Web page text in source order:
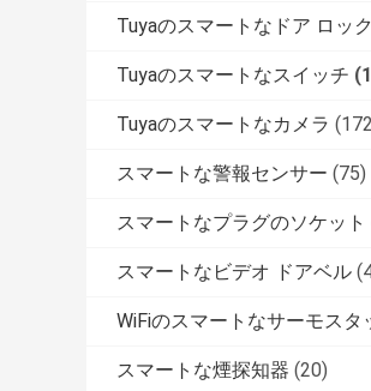
Tuyaのスマートなドア ロック
Tuyaのスマートなスイッチ
Tuyaのスマートなカメラ
スマートな警報センサー (75)
スマートなプラグのソケット
スマートなビデオ ドアベル
WiFiのスマートなサーモスタ
スマートな煙探知器 (20)